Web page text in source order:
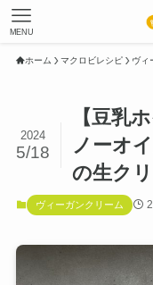
MENU
ホーム マクロビレシピ ヴィ
【豆乳
ノーオ
の生ク
2024
5/18
ヴィーガンクリーム